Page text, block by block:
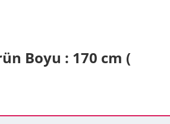
Boyu : 170 cm (